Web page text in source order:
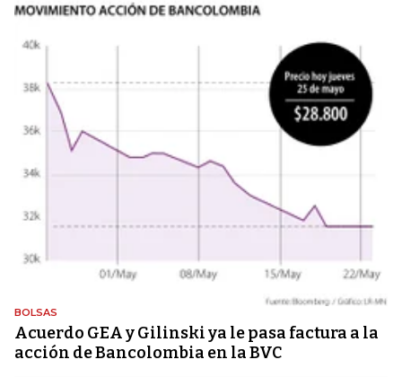
BOLSAS
Acuerdo GEA y Gilinski ya le pasa factura a la
acción de Bancolombia en la BVC